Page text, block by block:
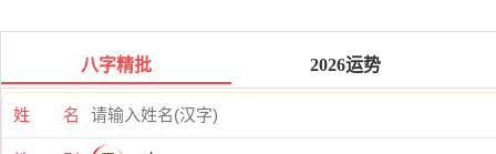
八字精批 2026运势
姓 名